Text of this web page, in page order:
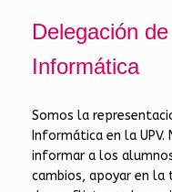
Delegación
Informática
Somos la
Informática en la
informar a los
cambios, apoyar en la